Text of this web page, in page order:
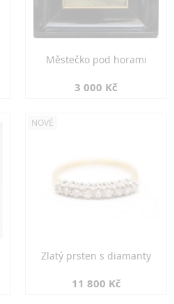
Městečko pod horami
3 000 Kč
NOVÉ
Zlatý prsten s diamanty
11 800 Kč